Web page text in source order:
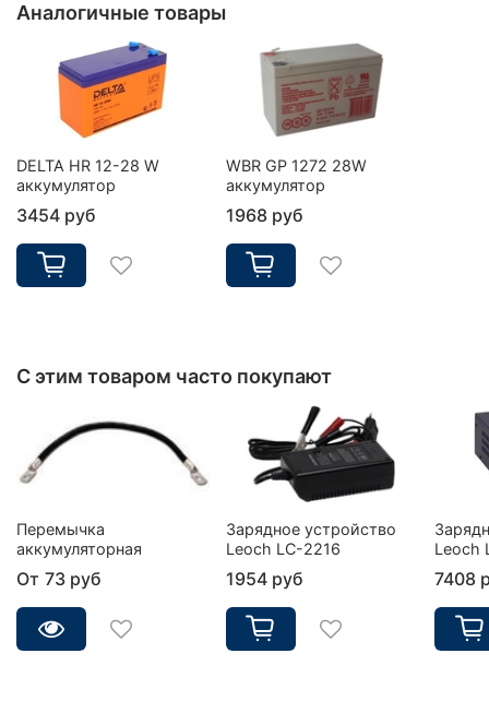
Аналогичные товары
DELTA HR 12-28 W
аккумулятор
3454 руб
WBR GP 1272 28W
аккумулятор
1968 руб
С этим товаром часто покупают
Перемычка
аккумуляторная
От 73 руб
Зарядное устройство
Leoch LC-2216
1954 руб
Leoch
7408